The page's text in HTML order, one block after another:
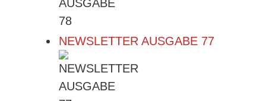
NEWSLETTER AUSGABE 77